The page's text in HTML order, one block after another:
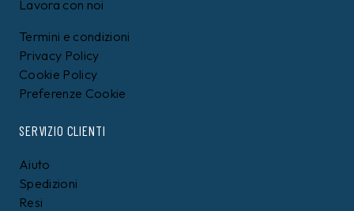
Lavora con noi
Termini e condizioni
Privacy Policy
Cookie Policy
Preferenze Cookie
SERVIZIO CLIENTI
Aiuto
Spedizioni
Resi